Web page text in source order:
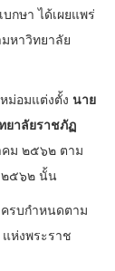
กษา ได้เผยแพร่
หาวิทยาลัย
ม่อมแต่งตั้ง นาย
ยาลัยราชภัฏ
ม ๒๕๖๒ ตาม
๒๕๖๒ นั้น
รบกําหนดตาม
ห่งพระราช